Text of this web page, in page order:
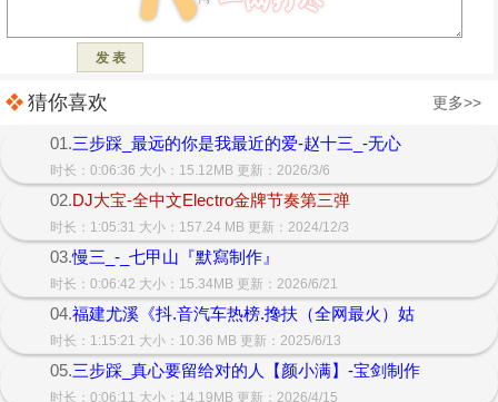
猜你喜欢 更多>>
01.三步踩_最远的你是我最近的爱-赵十三_-无心
时长：0:06:36 大小：15.12MB 更新：2026/3/6
02.DJ大宝-全中文Electro金牌节奏第三弹
时长：1:05:31 大小：157.24 MB 更新：2024/12/3
03.慢三_-_七甲山『默寫制作』
时长：0:06:42 大小：15.34MB 更新：2026/6/21
04.福建尤溪《抖.音汽车热榜.搀扶（全网最火）姑
时长：1:15:21 大小：10.36 MB 更新：2025/6/13
05.三步踩_真心要留给对的人【颜小满】-宝剑制作
时长：0:06:11 大小：14.19MB 更新：2026/4/15